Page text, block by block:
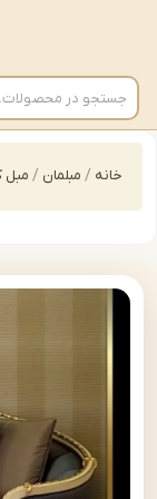
مبلمان/مبل کلاسیک/